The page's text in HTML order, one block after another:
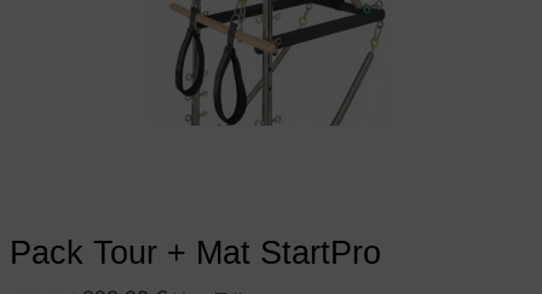
Pack Tour + Mat StartPro